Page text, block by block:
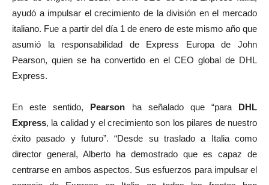
ayudó a impulsar el crecimiento de la división en el mercado
italiano. Fue a partir del día 1 de enero de este mismo año que
asumió la responsabilidad de Express Europa de John
Pearson, quien se ha convertido en el CEO global de DHL
Express.
En este sentido, Pearson ha señalado que “para DHL
Express, la calidad y el crecimiento son los pilares de nuestro
éxito pasado y futuro”. “Desde su traslado a Italia como
director general, Alberto ha demostrado que es capaz de
centrarse en ambos aspectos. Sus esfuerzos para impulsar el